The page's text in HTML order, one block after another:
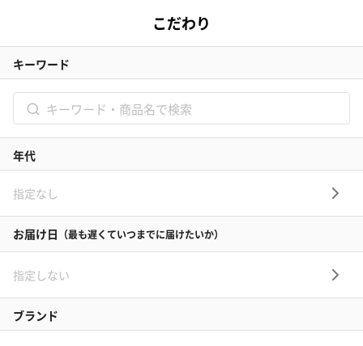
結婚記念日
お礼
結婚内祝い
出産内祝い
その他のシーン
ご利用ガイド
ヘルプ・お問い合わせ